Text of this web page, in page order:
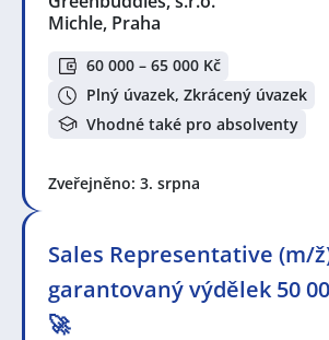
Michle, Praha
60 000 – 65 000 Kč
Plný úvazek, Zkrácený úvazek
Vhodné také pro absolventy
Zveřejněno: 3. srpna
Sales Representative (m/
garantovaný výdělek 50
🚀